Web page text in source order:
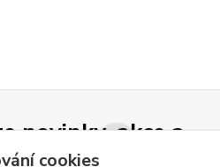
novinky, akce a
cookies